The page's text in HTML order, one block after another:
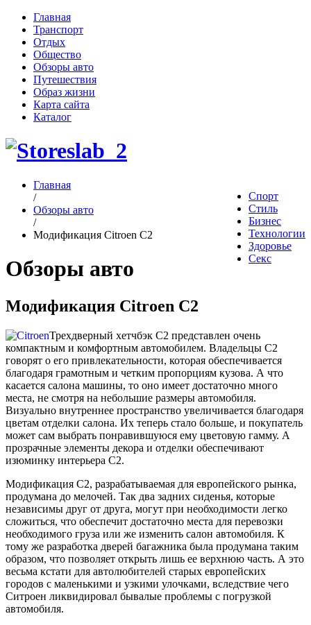
Главная
Транспорт
Отдых
Общество
Обзоры авто
Путешествия
Образ жизни
Карта сайта
Каталог
Спорт
Стиль
Бизнес
Технологии
Здоровье
Секс
Главная
/
Обзоры авто
/
Модификация Citroen С2
Обзоры авто
Модификация Citroen С2
Трехдверный хетчбэк С2 представлен очень
компактным и комфортным автомобилем. Владельцы С2
говорят о его привлекательности, которая обеспечивается
благодаря грамотным и четким пропорциям кузова. А что
касается салона машины, то оно имеет достаточно много
места, не смотря на небольшие размеры автомобиля.
Визуально внутреннее пространство увеличивается благодаря
цветам отделки салона. Их теперь стало больше, и покупатель
может сам выбрать понравившуюся ему цветовую гамму. А
прозрачные элементы декора и отделки обеспечивают
изюминку интерьера С2.
Модификация С2, разрабатываемая для европейского рынка,
продумана до мелочей. Так два задних сиденья, которые
независимы друг от друга, могут при необходимости легко
сложиться, что обеспечит достаточно места для перевозки
необходимого груза или же изменить салон автомобиля. К
тому же разработка дверей багажника была продумана таким
образом, что позволяет открыть лишь ее верхнюю часть. А это
весьма кстати для автолюбителей старых европейских
городов с маленькими и узкими улочками, вследствие чего
Ситроен ликвидировал бывалые проблемы с погрузкой
автомобиля.